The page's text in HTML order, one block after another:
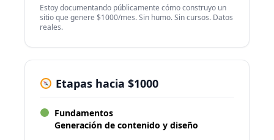
Estoy documentando públicamente cómo construyo un
sitio que genere $1000/mes. Sin humo. Sin cursos. Datos
reales.
Etapas hacia $1000
Fundamentos
Generación de contenido y diseño